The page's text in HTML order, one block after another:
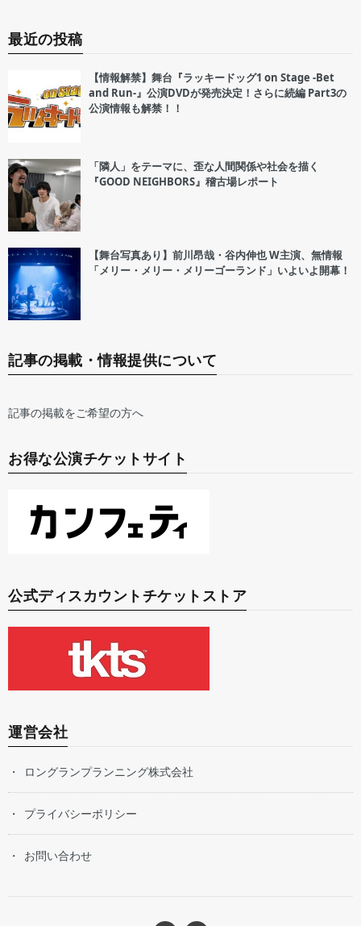
最近の投稿
【情報解禁】舞台『ラッキードッグ1 on Stage -Bet
and Run-』公演DVDが発売決定！さらに続編 Part3の
公演情報も解禁！！
「隣人」をテーマに、歪な人間関係や社会を描く
『GOOD NEIGHBORS』稽古場レポート
【舞台写真あり】前川昂哉・谷内伸也 W主演、無情報
「メリー・メリー・メリーゴーランド」いよいよ開幕！
記事の掲載・情報提供について
記事の掲載をご希望の方へ
お得な公演チケットサイト
公式ディスカウントチケットストア
運営会社
ロングランプランニング株式会社
プライバシーポリシー
お問い合わせ